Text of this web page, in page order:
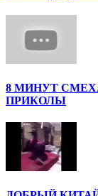
8 МИНУТ
ПРИКОЛЫ